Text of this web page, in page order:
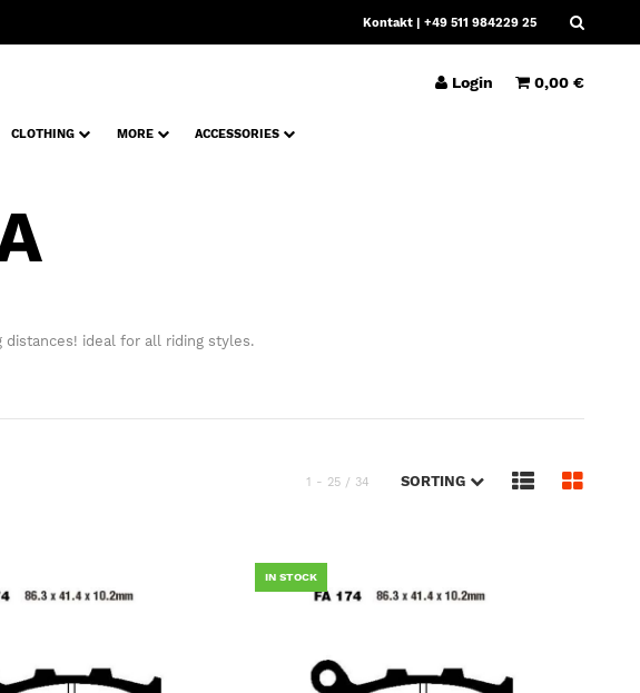
Kontakt | +49 511 984229 25
Login 0,00 €
CLOTHING MORE ACCESSORIES
distances! ideal for all riding styles.
1 - 25 / 34 SORTING
IN STOCK